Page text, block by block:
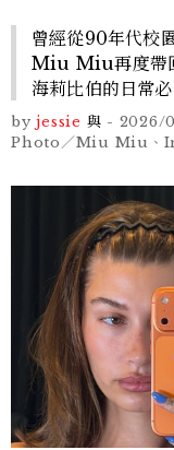
曾經從90年代校
Miu Miu再度帶
海莉比伯的日常必
by jessie 與 - 2026/
Photo／Miu Miu、